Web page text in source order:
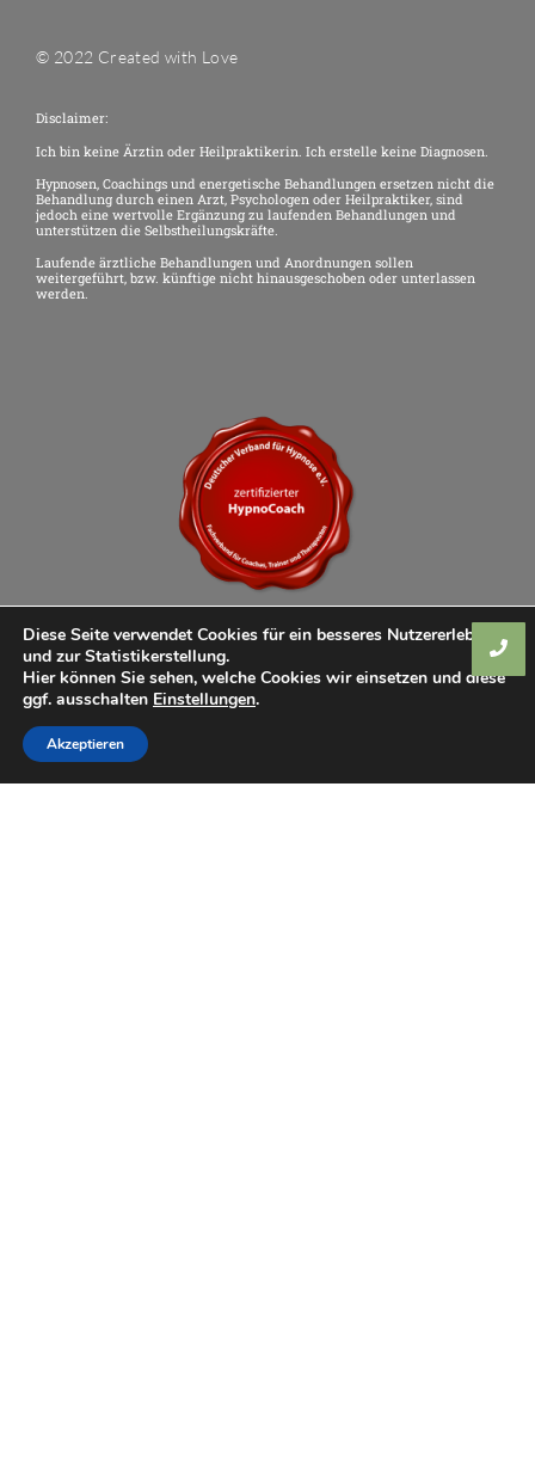
© 2022 Created with Love
Disclaimer:
Ich bin keine Ärztin oder Heilpraktikerin. Ich erstelle keine Diagnosen.
Hypnosen, Coachings und energetische Behandlungen ersetzen nicht die
Behandlung durch einen Arzt, Psychologen oder Heilpraktiker, sind
jedoch eine wertvolle Ergänzung zu laufenden Behandlungen und
unterstützen die Selbstheilungskräfte.
Laufende ärztliche Behandlungen und Anordnungen sollen
weitergeführt, bzw. künftige nicht hinausgeschoben oder unterlassen
werden.
Diese Seite verwendet Cookies für ein besseres Nutzererlebnis
und zur Statistikerstellung.
Hier können Sie sehen, welche Cookies wir einsetzen und diese
ggf. ausschalten Einstellungen.
Akzeptieren